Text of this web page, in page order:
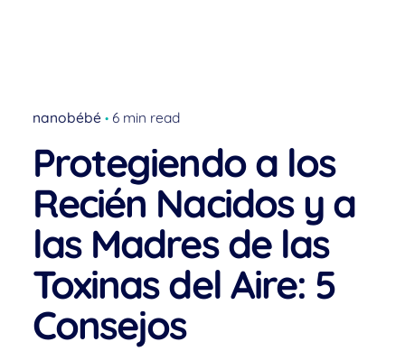
nanobébé 6 min read
Protegiendo a los
Recién Nacidos y a
las Madres de las
Toxinas del Aire: 5
Consejos